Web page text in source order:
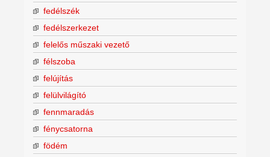
fedélszék
fedélszerkezet
felelős műszaki vezető
félszoba
felújítás
felülvilágító
fennmaradás
fénycsatorna
födém